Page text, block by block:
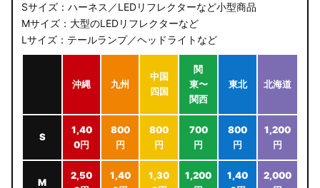
Sサイズ：ハーネス／LEDリフレクターなど小型商品
Mサイズ：大型のLEDリフレクターなど
Lサイズ：テールランプ／ヘッドライトなど
沖縄 九州
中国
四国
関
東〜
関西
東北 北海道
S
1,40
0円
800
円
800
円
700
円
800
円
1,200
円
M
2,50
1,40
1,30
1,200
1,40
2,000